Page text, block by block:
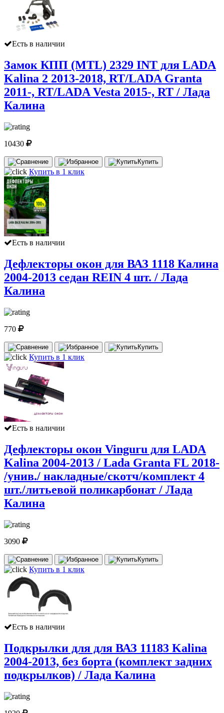
Есть в наличии
Замок КПП (MTL) 2329 INT для LADA
Kalina 2 2013-2018, RT/LADA Granta
2011-, RT/LADA Vesta 2015-, RT / Лада
Калина
10430
Купить
Купить в 1 клик
Есть в наличии
Дефлекторы окон для ВАЗ 1118 Калина
2004-2013 седан REIN 4 шт. / Лада
Калина
770
Купить
Купить в 1 клик
Есть в наличии
Дефлекторы окон Vinguru для LADA
Kalina 2004-2013 / Lada Granta FL 2018-
/унив./ накладные/скотч/комплект 4
шт./литьевой поликарбонат / Лада
Калина
3090
Купить
Купить в 1 клик
Есть в наличии
Подкрылки для для ВАЗ 11183 Kalina
2004-2013, без борта (комплект задних
подкрылков) / Лада Калина